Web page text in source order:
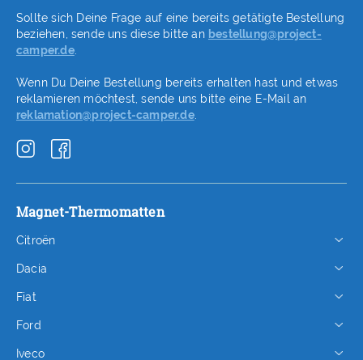
Sollte sich Deine Frage auf eine bereits getätigte Bestellung
beziehen, sende uns diese bitte an bestellung@project-
camper.de.
Wenn Du Deine Bestellung bereits erhalten hast und etwas
reklamieren möchtest, sende uns bitte eine E-Mail an
reklamation@project-camper.de.
Magnet-Thermomatten
Citroën
Dacia
Fiat
Ford
Iveco